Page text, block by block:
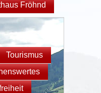
Fröhnd
Tourismus